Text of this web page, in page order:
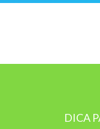
DICA